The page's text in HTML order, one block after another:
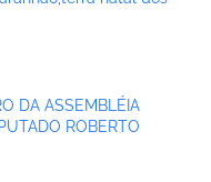
DA ASSEMBLÉIA
ROBERTO